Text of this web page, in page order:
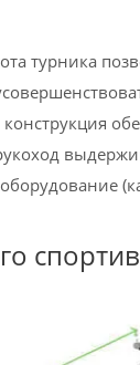
турника